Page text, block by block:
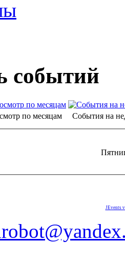
событий
по месяцам
События на
JEvents